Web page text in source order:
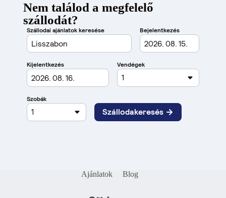
Nem találod a megfelelő
szállodát?
Ajánlatok Blog